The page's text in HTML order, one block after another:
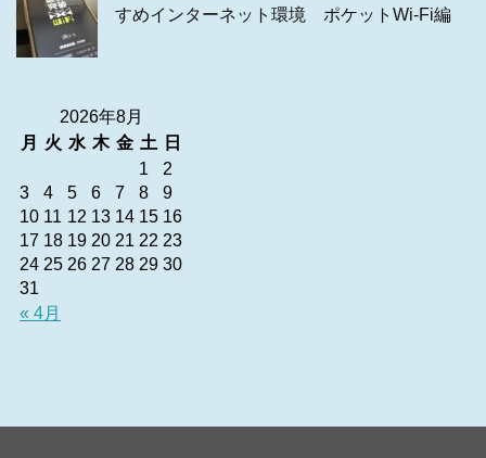
すめインターネット環境 ポケットWi-Fi編
2026年8月
月
火 水 木 金 土 日
« 4月
1
2
3
4 5 6 7 8
9
10 11 12 13 14 15 16
17 18 19 20 21 22 23
24 25 26 27 28 29 30
31